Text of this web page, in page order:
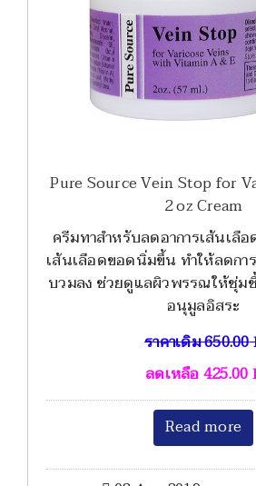
Pure Source Vein Stop for
2 oz Cream
ครีมทาสำหรับลดอาการเส้นเลื
เส้นเลือดขอดนิ่มขึ้น ทำให้ลดกา
บวมลง ช่วยดูแลผิวพรรณให้ชุ่ม
อนุมูลอิสระ
ราคาเดิม650.00
ลดเหลือ425.00
Read more